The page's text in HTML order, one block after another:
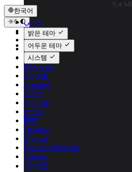
한국어
عربي
Català
Čeština
Dansk
Deutsch
Ελληνικά
English
Español
Suomi
Français
עברית
हिन्दी
Hrvatski
Magyar
Bahasa Indonesia
Italiano
日本語
밝은 테마
어두운 테마
시스템